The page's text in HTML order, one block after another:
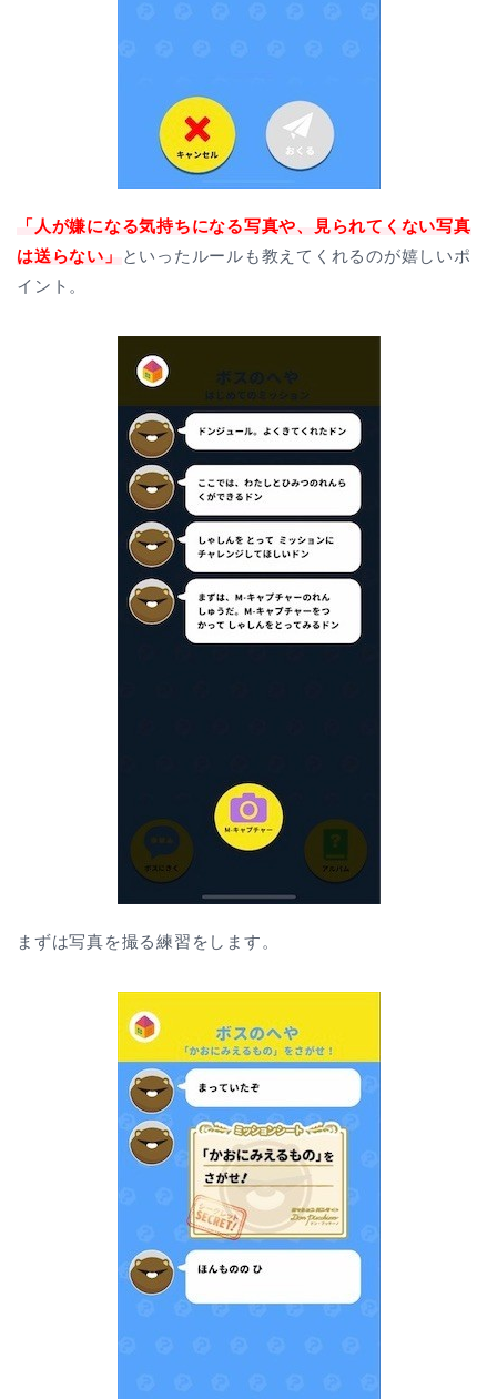
「人が嫌になる気持ちになる写真や、見られてくない写真
は送らない」
といったルールも教えてくれるのが嬉しいポ
イント。
まずは写真を撮る練習をします。